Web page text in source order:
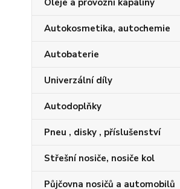
Oleje a provozní kapaliny
Autokosmetika, autochemie
Autobaterie
Univerzální díly
Autodoplňky
Pneu , disky , příslušenství
Střešní nosiče, nosiče kol
Půjčovna nosičů a automobilů